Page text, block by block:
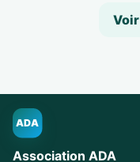
ADA
Association ADA